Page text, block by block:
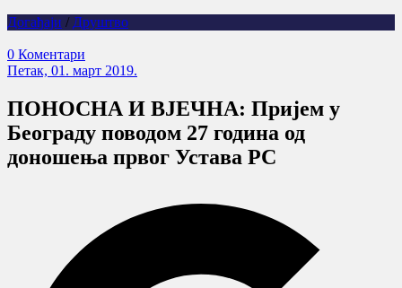
Догађаји / Друштво
0 Коментари
Петак, 01. март 2019.
ПОНОСНА И ВЈЕЧНА: Пријем у
Београду поводом 27 година од
доношења првог Устава РС